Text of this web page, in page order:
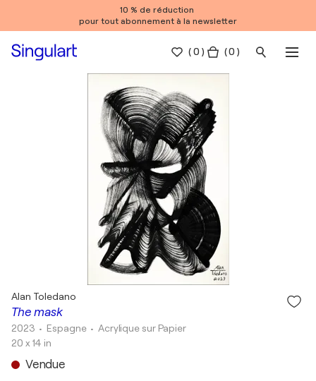
10 % de réduction
pour tout abonnement à la newsletter
(0 ) ( 0 )
The mask
Alan Toledano
2023 • Espagne • Acrylique sur Papier
20 x 14 in
Vendue